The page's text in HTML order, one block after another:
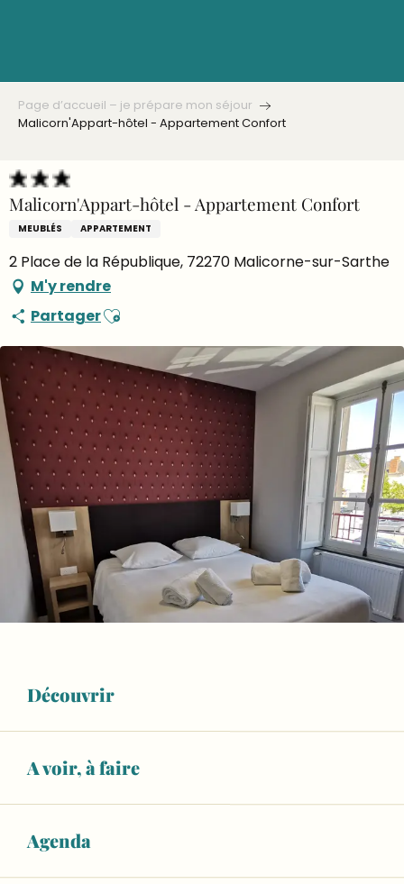
Découvrir
A voir, à faire
Agenda
Page d’accueil – je prépare mon séjour
Malicorn'Appart-hôtel - Appartement Confort
Malicorn'Appart-hôtel - Appartement Confort
MEUBLÉS APPARTEMENT
2 Place de la République, 72270 Malicorne-sur-Sarthe
M'y rendre
PartagerAjouter aux favoris
Ouverture et coordonnées
+ 3 autre(s) prestation(s)